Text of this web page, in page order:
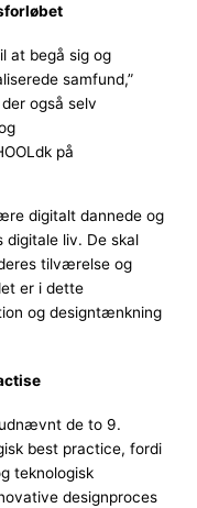
at begå sig og
samfund,”
også selv
på
digitalt dannede og
digitale liv. De skal
tilværelse og
er i dette
og designtænkning
de to 9.
best practice, fordi
teknologisk
designproces